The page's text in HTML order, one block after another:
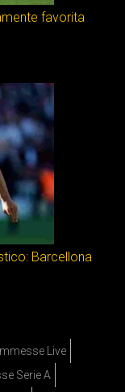
favorita
Barcellona
Live
Serie A